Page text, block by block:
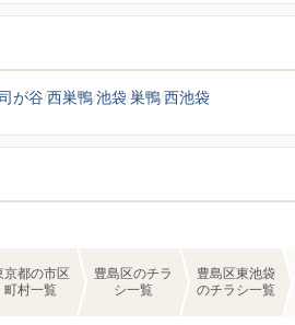
が谷 西巣鴨池袋巣鴨西池袋
京都の市区
町村一覧
豊島区のチラ
シ一覧
豊島区東池袋
のチラシ一覧